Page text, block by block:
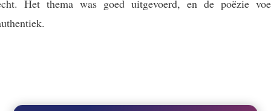
Het thema was goed uitgevoerd, en de poëzie